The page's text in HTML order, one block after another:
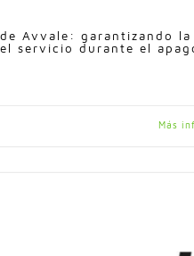
Avvale: garantizando la
servicio durante el
Más